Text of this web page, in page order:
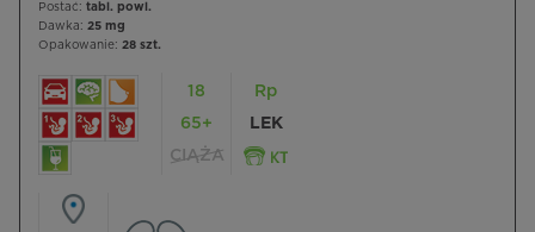
Postać: tabl. powl.
Dawka: 25 mg
Opakowanie: 28 szt.
18
65+
CIĄŻA
Rp
LEK